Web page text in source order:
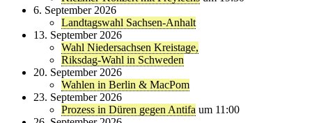
6. September 2026
Landtagswahl Sachsen-Anhalt
13. September 2026
Wahl Niedersachsen Kreistage,
Riksdag-Wahl in Schweden
20. September 2026
Wahlen in Berlin & MacPom
23. September 2026
Prozess in Düren gegen Antifa um 11:00